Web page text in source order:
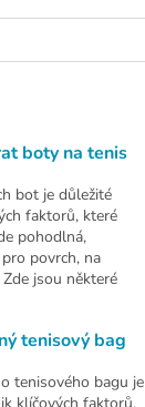
boty na tenis
bot je důležité
faktorů, které
pohodlná,
povrch, na
jsou některé
tenisový bag
tenisového bagu je